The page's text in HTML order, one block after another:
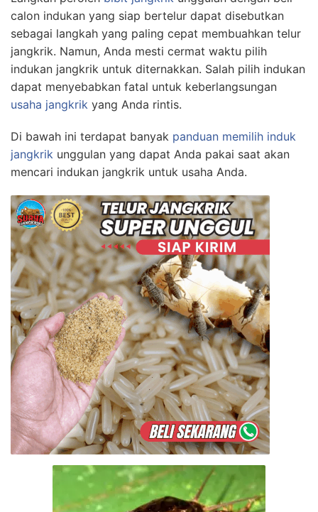
calon indukan yang siap bertelur dapat disebutkan
sebagai langkah yang paling cepat membuahkan telur
jangkrik. Namun, Anda mesti cermat waktu pilih
indukan jangkrik untuk diternakkan. Salah pilih indukan
dapat menyebabkan fatal untuk keberlangsungan
usaha jangkrik yang Anda rintis.
Di bawah ini terdapat banyak panduan memilih induk
jangkrik unggulan yang dapat Anda pakai saat akan
mencari indukan jangkrik untuk usaha Anda.